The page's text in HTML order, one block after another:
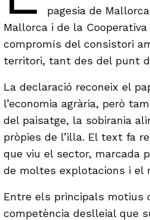
pagesia de
Mallorca i de la Cooperativa
compromís del consistori
territori, tant des del punt
La declaració reconeix el
l’economia agrària, però
del paisatge, la sobirania
pròpies de l’illa. El text fa
que viu el sector, marcada
de moltes explotacions i el
Entre els principals motius
competència deslleial que